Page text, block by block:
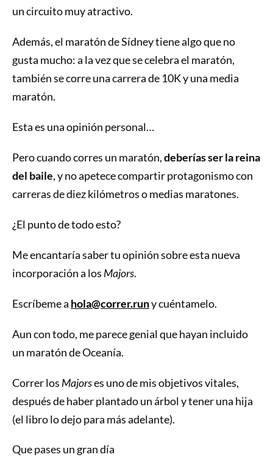
un circuito muy atractivo.
Además, el maratón de Sídney tiene algo que no
gusta mucho: a la vez que se celebra el maratón,
también se corre una carrera de 10K y una media
maratón.
Esta es una opinión personal…
Pero cuando corres un maratón,deberías ser la reina
del baile, y no apetece compartir protagonismo con
carreras de diez kilómetros o medias maratones.
¿El punto de todo esto?
Me encantaría saber tu opinión sobre esta nueva
incorporación a los Majors.
Escríbeme a hola@correr.runy cuéntamelo.
Aun con todo, me parece genial que hayan incluido
un maratón de Oceanía.
Correr los Majorses uno de mis objetivos vitales,
después de haber plantado un árbol y tener una hija
(el libro lo dejo para más adelante).
Que pases un gran día